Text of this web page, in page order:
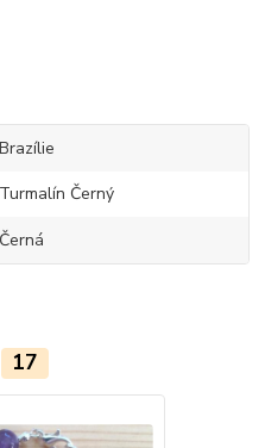
Brazílie
Turmalín Černý
Černá
17